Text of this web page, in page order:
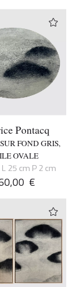
Pontacq
FOND GRIS,
OVALE
25 cm P 2 cm
€